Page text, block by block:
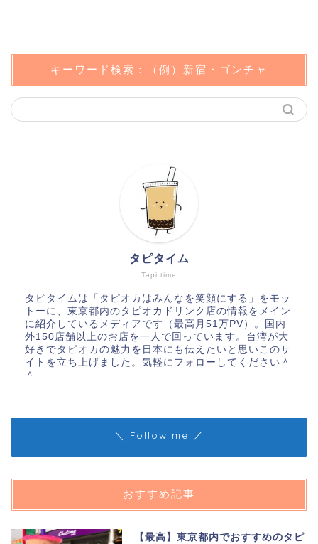
キーワード検索：（例）新宿・ゴンチャ
Tapi time
タピタイム
タピタイムは「タピオカはみんなを笑顔にする」をモッ
トーに、東京都内のタピオカドリンク店の情報をメイン
に紹介しているメディアです（最高月51万PV）。国内
外150店舗以上のお店を一人で回っています。台湾が大
好きでタピオカの魅力を日本にも伝えたいと思いこのサ
イトを立ち上げました。気軽にフォローしてください＾
＾
＼ Follow me ／
おすすめ記事
【最高】東京都内でおすすめのタピ